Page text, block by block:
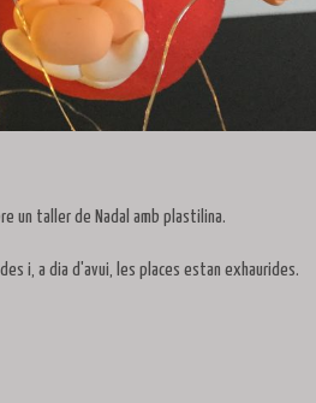
un taller de Nadal amb plastilina.
i, a dia d'avui, les places estan exhaurides.